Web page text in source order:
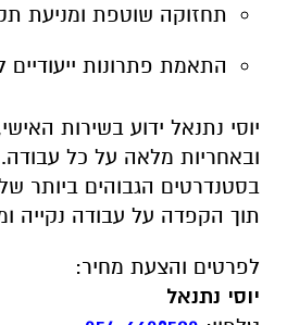
תחזוקה שוטפת ומניעת
התאמת פתרונות ייעודיים
יוסי נתנאל ידוע בשירות
ובאחריות מלאה על כל
בסטנדרטים הגבוהים ביותר
תוך הקפדה על עבודה נקייה
לפרטים והצעת מחיר:
יוסי נתנאל